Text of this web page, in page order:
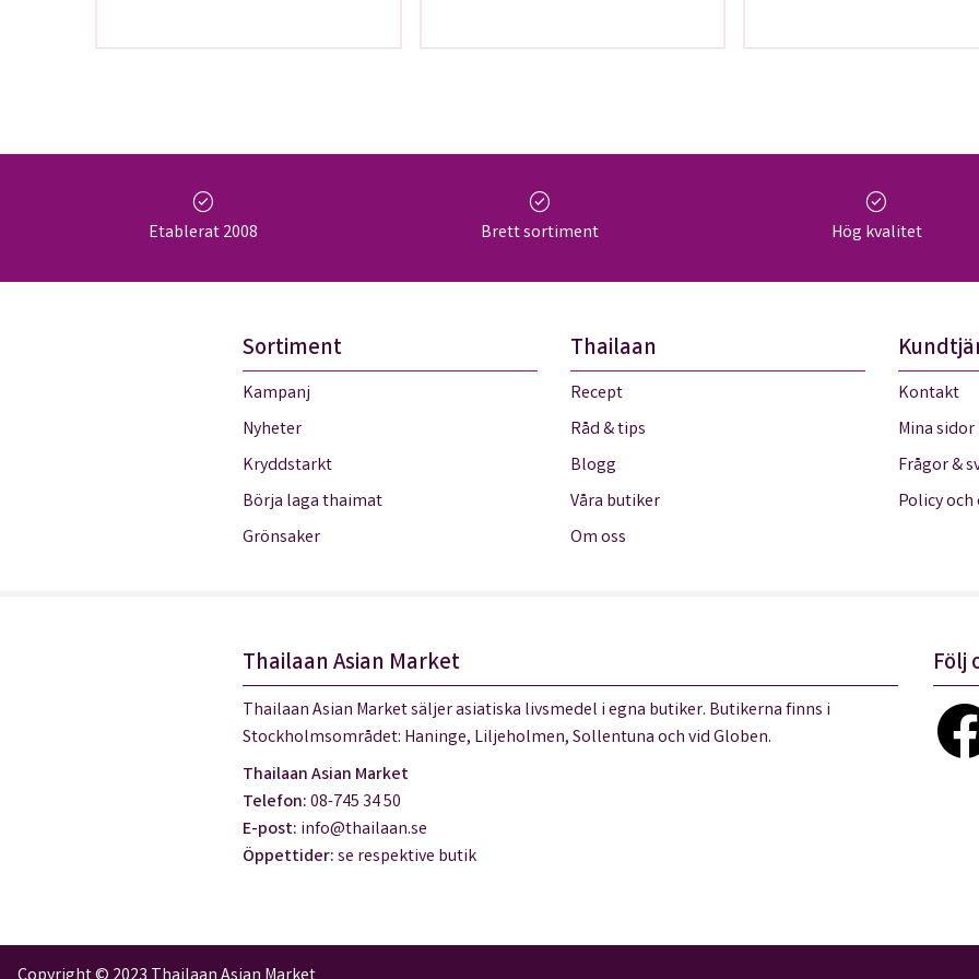
check_circle
Etablerat 2008
check_circle
Brett sortiment
check_circle
Hög kvalitet
Sortiment
Kampanj
Nyheter
Kryddstarkt
Börja laga thaimat
Grönsaker
Thailaan
Recept
Råd & tips
Blogg
Våra butiker
Om oss
Kontakt
Mina sidor
Frågor &
Policy och
Thailaan Asian Market
Thailaan Asian Market säljer asiatiska livsmedel i egna butiker. Butikerna finns i
Stockholmsområdet: Haninge, Liljeholmen, Sollentuna och vid Globen.
Thailaan Asian Market
Telefon:08-745 34 50
E-post: info@thailaan.se
Öppettider:se respektive butik
Följ